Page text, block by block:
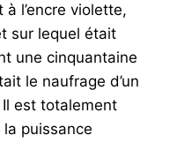
l’encre violette,
sur lequel était
une cinquantaine
le naufrage d’un
est totalement
puissance